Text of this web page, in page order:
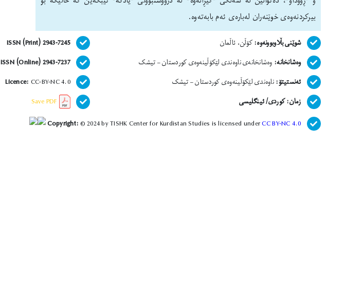
بیرکردنەوەی خوێنەران لەبارەی ئەم بابەتەوە.
شوێنی بڵاوبوونەوە:کۆڵن، ئاڵمان
وەشانخانە: وەشانخانەی ناوەندی لێکۆڵینەوەی کوردستان – تیشک
ئەنستیتۆ:ناوەندی لێکۆڵینەوەی کوردستان – تیشک
زمان: کوردی/ ئینگلیسی
ISSN (Print) 2943-7245
ISSN (Online) 2943-7237
Licence: CC-BY-NC 4.0
Save PDF
Copyright:© 2024 by TISHK Center for Kurdistan Studies is licensed underCC BY-NC 4.0